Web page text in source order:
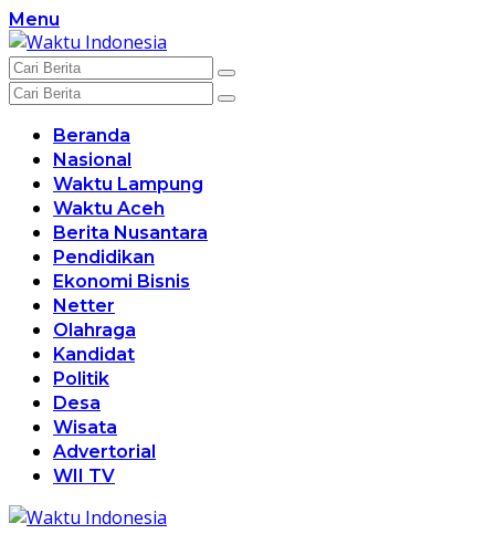
Langsung
ke
konten
Menu
Beranda
Nasional
Waktu Lampung
Waktu Aceh
Berita Nusantara
Pendidikan
Ekonomi Bisnis
Netter
Olahraga
Kandidat
Politik
Desa
Wisata
Advertorial
WII TV